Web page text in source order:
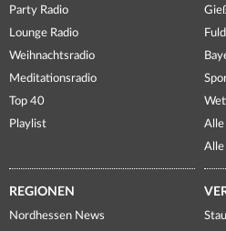
Party Radio
Lounge Radio
Weihnachtsradio
Meditationsradio
Top 40
Playlist
Alle
REGIONEN
Nordhessen News